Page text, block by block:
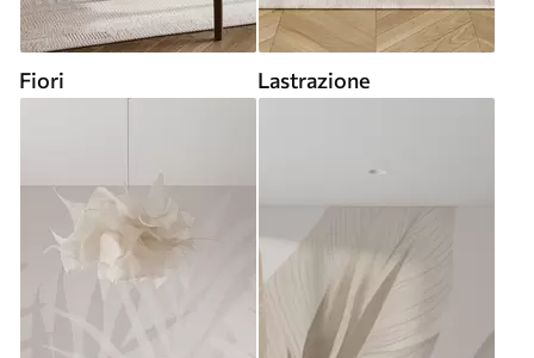
Fiori Lastrazione